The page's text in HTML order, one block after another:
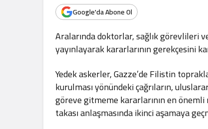
Google'da Abone Ol
Aralarında doktorlar, sağlık görevlileri
yayınlayarak kararlarının gerekçesini
Yedek askerler, Gazze’de Filistin
kurulması yönündeki çağrıların,
göreve gitmeme kararlarının en
takası anlaşmasında ikinci aşamaya